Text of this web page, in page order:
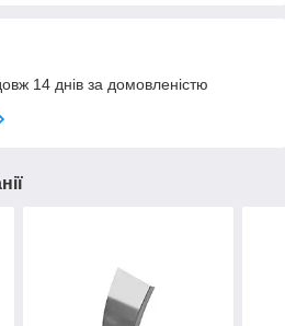
14 днів за домовленістю